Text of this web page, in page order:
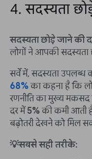
4. सदस्यता
सदस्यता छोड़े जाने की
लोगों ने आपकी सदस्यता
सर्वे में, सदस्यता उपलब्ध
68%का कहना है कि
रणनीति का मुख्य मकसद
दर में5%की कमी आती
बढ़ोतरी देखने को मिल
💡सबसे सही तरीके: